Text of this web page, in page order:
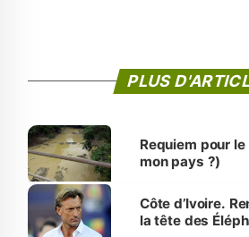
PLUS
Requiem pour le
mon pays ?)
Côte d’Ivoire.
la tête des